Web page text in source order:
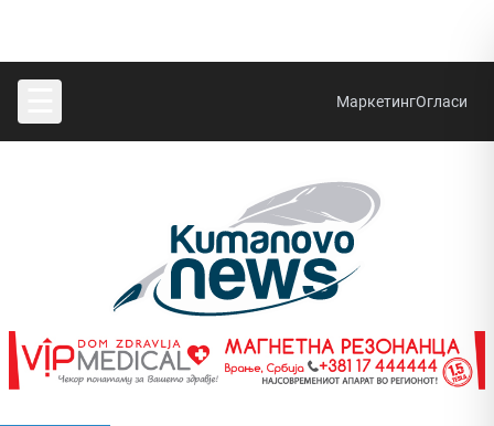
МаркетингОгласи